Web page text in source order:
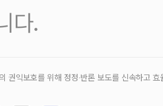
다.
권익보호를 위해 정정‧반론 보도를 신속하고